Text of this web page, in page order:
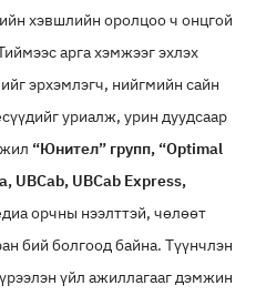
хэвшлийн оролцоо ч онцгой
арга хэмжээг эхлэх
эрхэмлэгч, нийгмийн сайн
уриалж, урин дуудсаар
“Юнител” групп, “Optimal
UBCab, UBCab Express,
орчны нээлттэй, чөлөөт
бий болгоод байна. Түүнчлэн
үйл ажиллагааг дэмжин